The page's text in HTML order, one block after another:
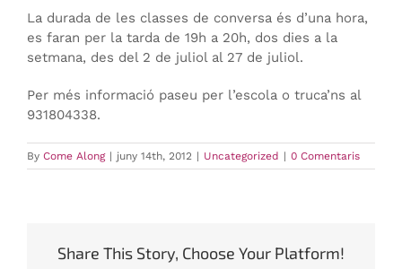
La durada de les classes de conversa és d’una hora,
es faran per la tarda de 19h a 20h, dos dies a la
setmana, des del 2 de juliol al 27 de juliol.
Per més informació paseu per l’escola o truca’ns al
931804338.
By Come Along | juny 14th, 2012 | Uncategorized | 0 Comentaris
Share This Story, Choose Your Platform!